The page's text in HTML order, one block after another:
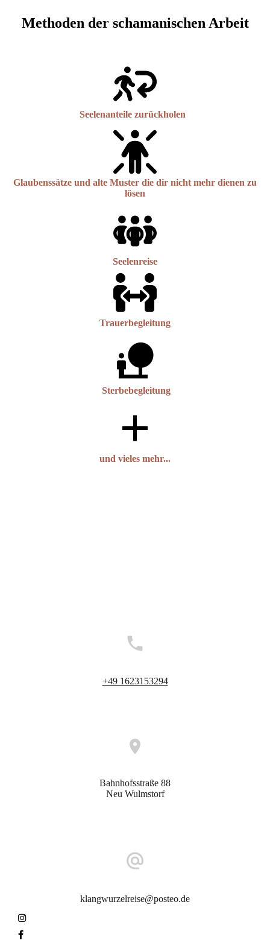
Methoden der schamanischen Arbeit
Seelenanteile zurückholen
Glaubenssätze und alte Muster die dir nicht mehr dienen zu
lösen
Seelenreise
Trauerbegleitung
Sterbebegleitung
und vieles mehr...
+49 1623153294
Bahnhofsstraße 88
Neu Wulmstorf
klangwurzelreise@posteo.de